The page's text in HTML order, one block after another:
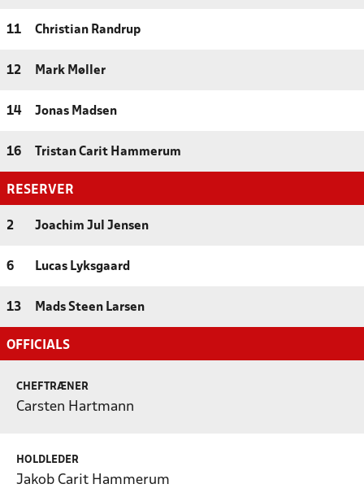
11 Christian Randrup
12 Mark Møller
14 Jonas Madsen
16 Tristan Carit Hammerum
RESERVER
2 Joachim Jul Jensen
6 Lucas Lyksgaard
13 Mads Steen Larsen
OFFICIALS
CHEFTRÆNER
Carsten Hartmann
HOLDLEDER
Jakob Carit Hammerum